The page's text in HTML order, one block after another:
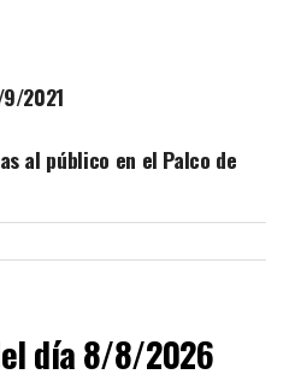
2021
al público en el Palco de
día 8/8/2026